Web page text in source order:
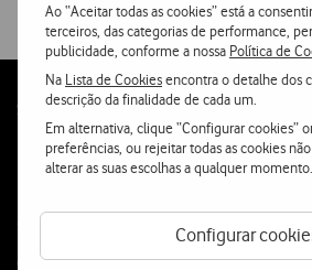
Ao “Aceitar todas as cookies” está a
terceiros, das categorias de performance,
publicidade, conforme a nossa Política de
Na Lista de Cookiesencontra o detalhe dos
descrição da finalidade de cada um.
Em alternativa, clique “Configurar cookies”
preferências, ou rejeitar todas as cookies
alterar as suas escolhas a qualquer momento.
Configurar
Follow
Social
Contacta-nos